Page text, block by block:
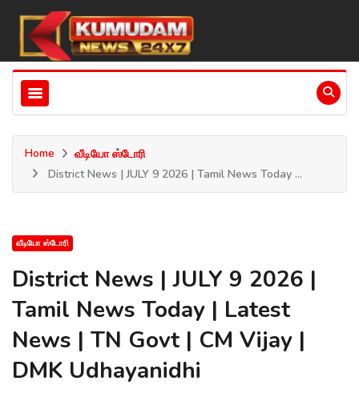
Home
வீடியோ ஸ்டோரி
District News | JULY 9 2026 | Tamil News Today ...
வீடியோ ஸ்டோரி
District News | JULY 9 2026 |
Tamil News Today | Latest
News | TN Govt | CM Vijay |
DMK Udhayanidhi